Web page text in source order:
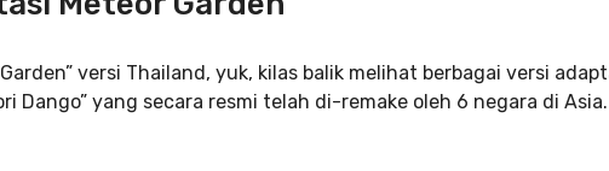
versi Thailand, yuk, kilas balik melihat berbagai versi
Dango” yang secara resmi telah di-remake oleh 6 negara di